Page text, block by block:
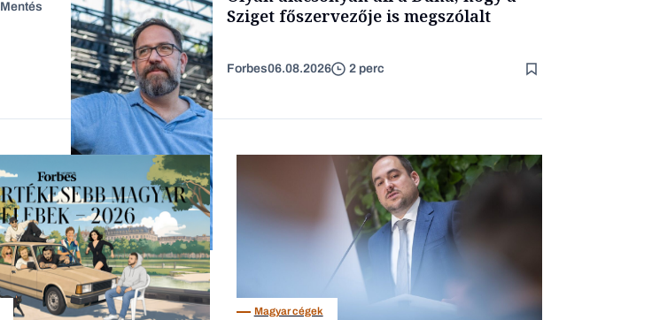
Mentés
Forbes-sztori
Társadalom
Sziget főszervezője is megszólalt
Forbes06.08.2026 2 perc
Magyar cégek